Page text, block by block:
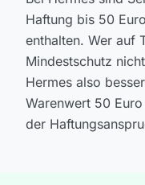
Haftung bis 50
enthalten. Wer auf
Mindestschutz
Hermes also
Warenwert 50
der